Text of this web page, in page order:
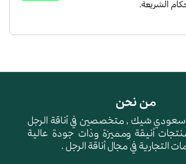
من نحن
شيك , متخصصين في أناقة الرجل
أنيقة ومميزة وذات جودة عالية
التجارية في مجال أناقة الرجل .